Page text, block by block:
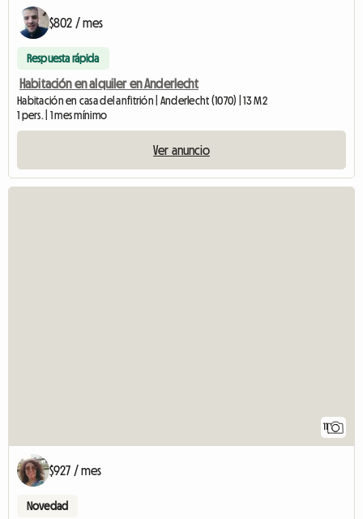
$802 / mes
Respuesta rápida
Habitación en alquiler en Anderlecht
Habitación en casa del anfitrión | Anderlecht (1070) | 13 M2
1 pers. | 1 mes mínimo
Ver anuncio
11
$927 / mes
Novedad